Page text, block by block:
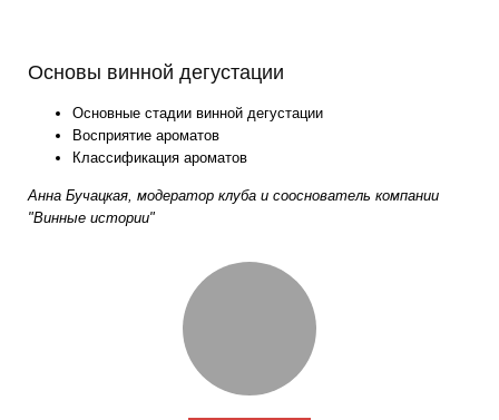
Основы винной дегустации
Основные стадии винной дегустации
Восприятие ароматов
Классификация ароматов
Анна Бучацкая, модератор клуба и сооснователь компании
"Винные истории"